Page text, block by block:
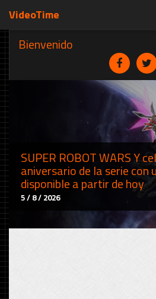
VideoTime
Bienvenido
SUPER ROBOT WARS Y
aniversario de la serie con
disponible a partir de hoy
5 / 8 / 2026